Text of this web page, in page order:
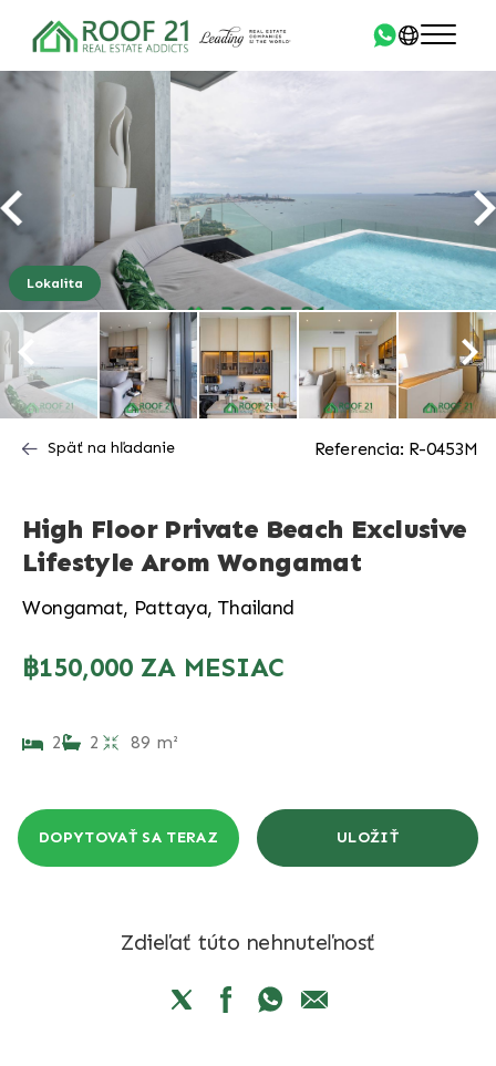
Lokalita
Späť na hľadanie Referencia: R-0453M
High Floor Private Beach Exclusive
Lifestyle Arom Wongamat
Wongamat, Pattaya, Thailand
฿150,000 ZA MESIAC
2 2 89 m²
DOPYTOVAŤ SA TERAZ ULOŽIŤ
Zdieľať túto nehnuteľnosť